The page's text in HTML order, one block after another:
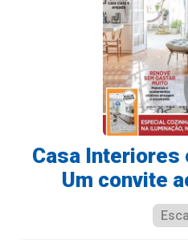
Casa Interiores
Um convite